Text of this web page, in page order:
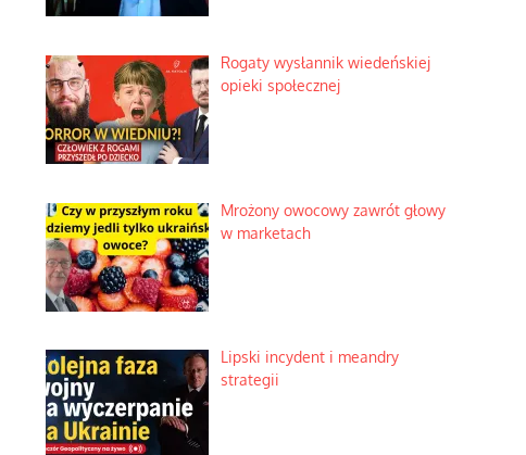
Rogaty wysłannik wiedeńskiej
opieki społecznej
Mrożony owocowy zawrót głowy
w marketach
Lipski incydent i meandry
strategii